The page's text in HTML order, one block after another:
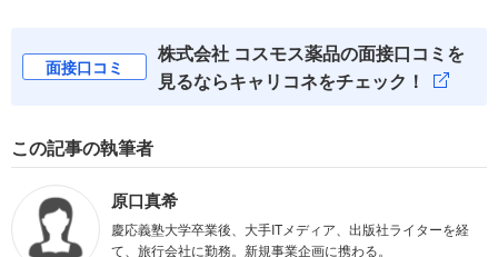
面接口コミ
株式会社 コスモス薬品の面接口コミを
見るならキャリコネをチェック！
この記事の執筆者
原口真希
慶応義塾大学卒業後、大手ITメディア、出版社ライターを経
て、旅行会社に勤務。新規事業企画に携わる。